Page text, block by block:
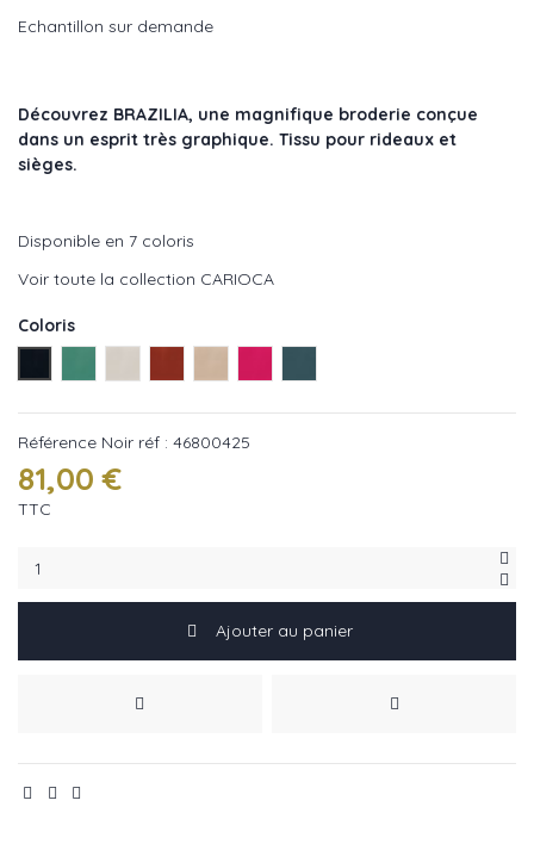
Echantillon sur demande
Découvrez BRAZILIA, une magnifique broderie conçue
dans un esprit très graphique. Tissu pour rideaux et
sièges.
Disponible en 7 coloris
Voir toute la collection CARIOCA
Coloris
Référence Noir réf : 46800425
81,00 €
TTC
Ajouter au panier